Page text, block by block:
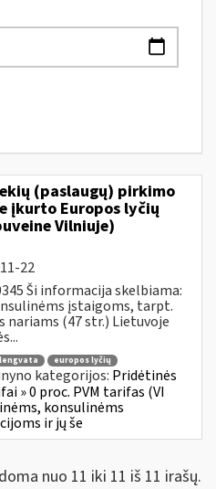
(paslaugų) pirkimo
įkurto Europos lyčių
Vilniuje)
22
Ši informacija skelbiama:
įstaigoms, tarpt.
nariams (47 str.) Lietuvoje
europos lyčių
kategorijos: Pridėtinės
» 0 proc. PVM tarifas (VI
konsulinėms
ir jų še
nuo 11 iki 11 iš 11 irašų.